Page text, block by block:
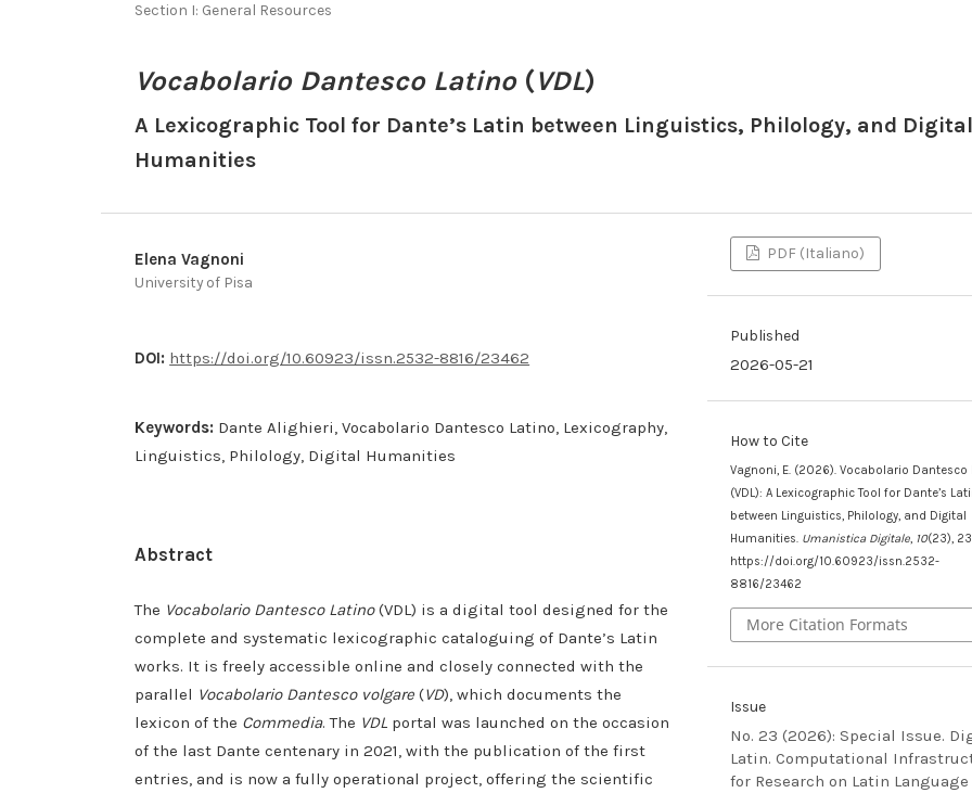
Section I: General Resources
Vocabolario Dantesco Latino(VDL)
A Lexicographic Tool for Dante’s Latin between Linguistics, Philology, and Digital
Humanities
Elena Vagnoni
University of Pisa
DOI: https://doi.org/10.60923/issn.2532-8816/23462
Keywords: Dante Alighieri, Vocabolario Dantesco Latino, Lexicography,
Linguistics, Philology, Digital Humanities
Abstract
The Vocabolario Dantesco Latino(VDL) is a digital tool designed for the
complete and systematic lexicographic cataloguing of Dante’s Latin
works. It is freely accessible online and closely connected with the
parallel Vocabolario Dantesco volgare (VD), which documents the
lexicon of the Commedia. The VDL portal was launched on the occasion
of the last Dante centenary in 2021, with the publication of the first
entries, and is now a fully operational project, offering the scientific
PDF (Italiano)
Published
2026-05-21
How to Cite
Vagnoni, E. (2026). Vocabolario Dantesco
(VDL): A Lexicographic Tool for Dante’s
between Linguistics, Philology, and Digital
Humanities. Umanistica Digitale, 10(23),
https://doi.org/10.60923/issn.2532-
8816/23462
More Citation Formats
Issue
No. 23 (2026): Special Issue.
Latin. Computational
for Research on Latin Language